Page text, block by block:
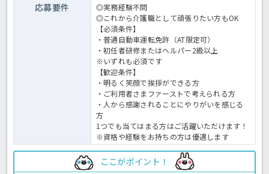
応募要件
◎実務経験不問
◎これから介護職として頑張りたい方もOK
【必須条件】
・普通自動車運転免許（AT限定可）
・初任者研修またはヘルパー2級以上
※いずれも必須です
【歓迎条件】
・明るく笑顔で挨拶ができる方
・ご利用者さまファーストで考えられる方
・人から感謝されることにやりがいを感じる
方
1つでも当てはまる方はご活躍いただけます！
※資格や経験をお持ちの方は優遇します
ここがポイント！